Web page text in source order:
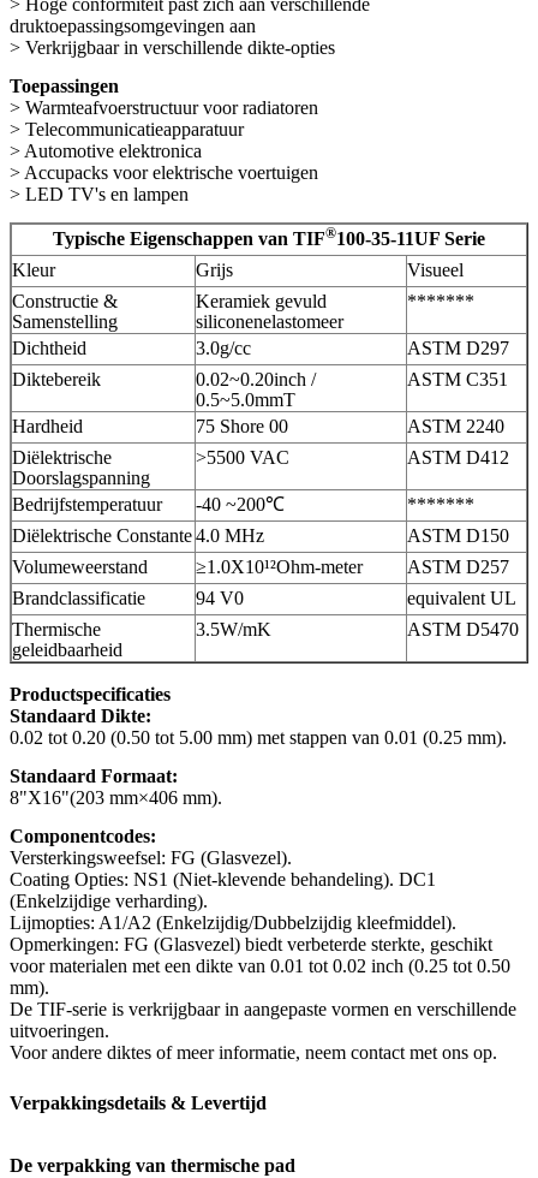
druktoepassingsomgevingen aan
> Verkrijgbaar in verschillende dikte-opties
Toepassingen
> Warmteafvoerstructuur voor radiatoren
> Telecommunicatieapparatuur
> Automotive elektronica
> Accupacks voor elektrische voertuigen
> LED TV's en lampen
Typische Eigenschappen van TIF®100-35-11UF Serie
Kleur
Grijs
Visueel
Constructie &
Samenstelling
Keramiek gevuld
siliconenelastomeer
*******
Dichtheid 3.0g/cc
ASTM D297
Diktebereik
0.02~0.20inch /
0.5~5.0mmT
ASTM C351
Hardheid 75 Shore 00
ASTM 2240
Diëlektrische
Doorslagspanning
>5500 VAC ASTM D412
Bedrijfstemperatuur -40 ~200℃
*******
Diëlektrische Constante4.0 MHz
ASTM D150
Volumeweerstand
≥1.0X10¹²Ohm-meter
ASTM D257
Brandclassificatie
94 V0
equivalent UL
Thermische
geleidbaarheid
3.5W/mK ASTM D5470
Productspecificaties
Standaard Dikte:
0.02 tot 0.20 (0.50 tot 5.00 mm) met stappen van 0.01 (0.25 mm).
Standaard Formaat:
8"X16"(203 mm×406 mm).
Componentcodes:
Versterkingsweefsel: FG (Glasvezel).
Coating Opties: NS1 (Niet-klevende behandeling). DC1
(Enkelzijdige verharding).
Lijmopties: A1/A2 (Enkelzijdig/Dubbelzijdig kleefmiddel).
Opmerkingen: FG (Glasvezel) biedt verbeterde sterkte, geschikt
voor materialen met een dikte van 0.01 tot 0.02 inch (0.25 tot 0.50
mm).
De TIF-serie is verkrijgbaar in aangepaste vormen en verschillende
uitvoeringen.
Voor andere diktes of meer informatie, neem contact met ons op.
Verpakkingsdetails & Levertijd
De verpakking van thermische pad